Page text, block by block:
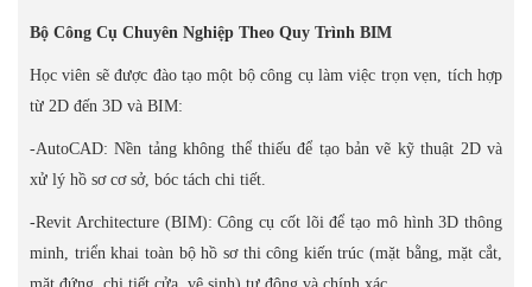
Bộ Công Cụ Chuyên Nghiệp Theo Quy Trình BIM
Học viên sẽ được đào tạo một bộ công cụ làm việc trọn vẹn, tích hợp
từ 2D đến 3D và BIM:
-AutoCAD: Nền tảng không thể thiếu để tạo bản vẽ kỹ thuật 2D và
xử lý hồ sơ cơ sở, bóc tách chi tiết.
-Revit Architecture (BIM): Công cụ cốt lõi để tạo mô hình 3D thông
minh, triển khai toàn bộ hồ sơ thi công kiến trúc (mặt bằng, mặt cắt,